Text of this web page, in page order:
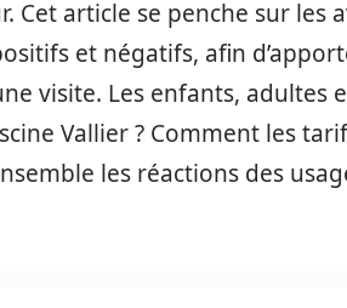
Cet article se penche sur les
et négatifs, afin
visite. Les enfants, adultes
Vallier ? Comment les
les réactions des